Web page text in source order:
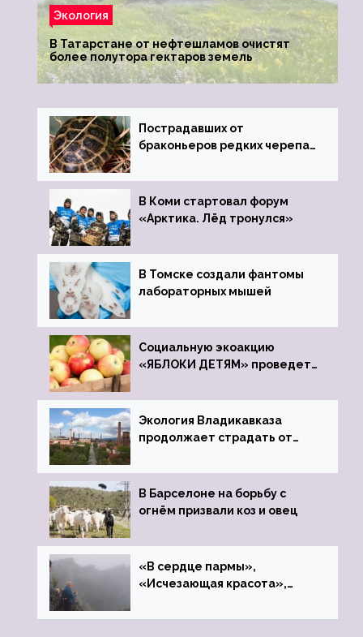
Экология
В Татарстане от нефтешламов очистят
более полутора гектаров земель
Пострадавших от
браконьеров редких черепах
зоопарк
В Коми стартовал форум
«Арктика. Лёд тронулся»
В Томске создали фантомы
лабораторных мышей
Социальную экоакцию
«ЯБЛОКИ ДЕТЯМ» проведет
Экология Владикавказа
продолжает страдать от
В Барселоне на борьбу с
огнём призвали коз и овец
«В сердце пармы»,
«Исчезающая красота»,